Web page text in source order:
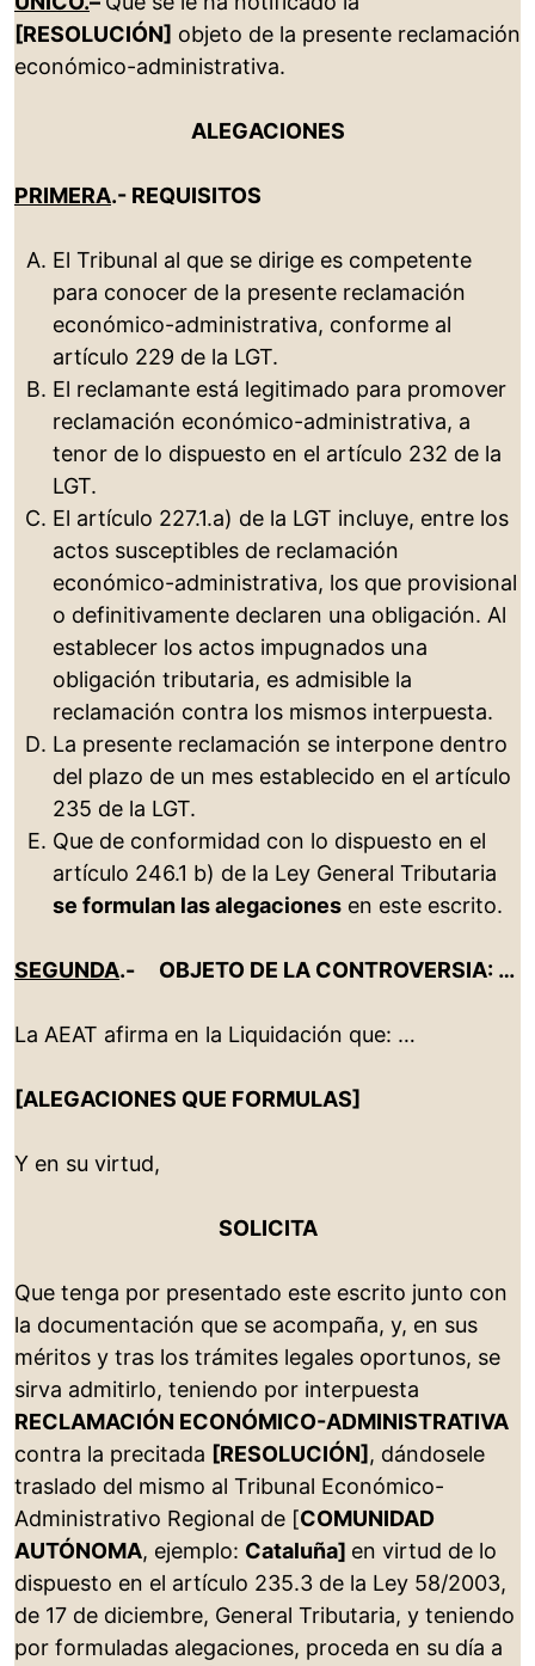
[RESOLUCIÓN] objeto de la presente reclamación
económico-administrativa.
ALEGACIONES
PRIMERA.- REQUISITOS
El Tribunal al que se dirige es competente
para conocer de la presente reclamación
económico-administrativa, conforme al
artículo 229 de la LGT.
El reclamante está legitimado para promover
reclamación económico-administrativa, a
tenor de lo dispuesto en el artículo 232 de la
LGT.
El artículo 227.1.a) de la LGT incluye, entre los
actos susceptibles de reclamación
económico-administrativa, los que provisional
o definitivamente declaren una obligación. Al
establecer los actos impugnados una
obligación tributaria, es admisible la
reclamación contra los mismos interpuesta.
La presente reclamación se interpone dentro
del plazo de un mes establecido en el artículo
235 de la LGT.
Que de conformidad con lo dispuesto en el
artículo 246.1 b) de la Ley General Tributaria
se formulan las alegaciones en este escrito.
SEGUNDA.- OBJETO DE LA CONTROVERSIA: …
La AEAT afirma en la Liquidación que: …
[ALEGACIONES QUE FORMULAS]
Y en su virtud,
SOLICITA
Que tenga por presentado este escrito junto con
la documentación que se acompaña, y, en sus
méritos y tras los trámites legales oportunos, se
sirva admitirlo, teniendo por interpuesta
RECLAMACIÓN ECONÓMICO-ADMINISTRATIVA
contra la precitada [RESOLUCIÓN] , dándosele
traslado del mismo al Tribunal Económico-
Administrativo Regional de [COMUNIDAD
AUTÓNOMA, ejemplo: Cataluña] en virtud de lo
dispuesto en el artículo 235.3 de la Ley 58/2003,
de 17 de diciembre, General Tributaria, y teniendo
por formuladas alegaciones, proceda en su día a